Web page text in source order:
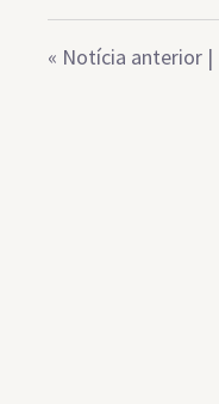
« Notícia anterior |